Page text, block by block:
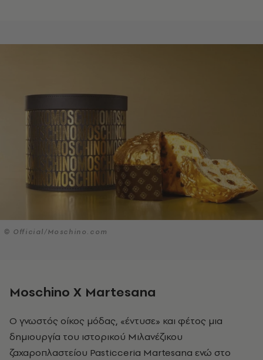
© Official/Μoschino.com
Μoschino X Martesana
Ο γνωστός οίκος μόδας, «έντυσε» και φέτος μια
δημιουργία του ιστορικού Μιλανέζικου
ζαχαροπλαστείου Pasticceria Martesana ενώ στο